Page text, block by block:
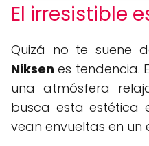
El irresistible
Quizá no te suene
Niksen es tendencia.
una atmósfera
busca esta estética
vean envueltas en